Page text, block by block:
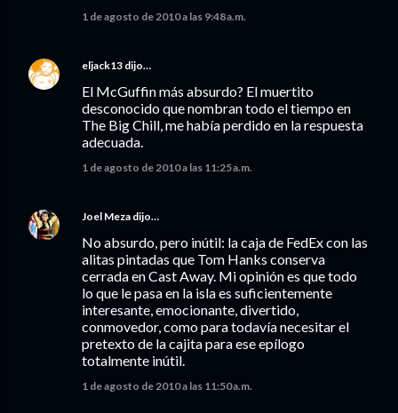
1 de agosto de 2010 a las 9:48 a.m.
eljack13 dijo…
El McGuffin más absurdo? El muertito
desconocido que nombran todo el tiempo en
The Big Chill, me había perdido en la respuesta
adecuada.
1 de agosto de 2010 a las 11:25 a.m.
Joel Meza dijo…
No absurdo, pero inútil: la caja de FedEx con las
alitas pintadas que Tom Hanks conserva
cerrada en Cast Away. Mi opinión es que todo
lo que le pasa en la isla es suficientemente
interesante, emocionante, divertido,
conmovedor, como para todavía necesitar el
pretexto de la cajita para ese epílogo
totalmente inútil.
1 de agosto de 2010 a las 11:50 a.m.